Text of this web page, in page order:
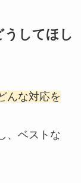
うしてほし
んな対応を
、ベストな